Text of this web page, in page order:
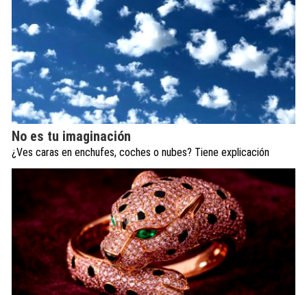
No es tu imaginación
¿Ves caras en enchufes, coches o nubes? Tiene explicación